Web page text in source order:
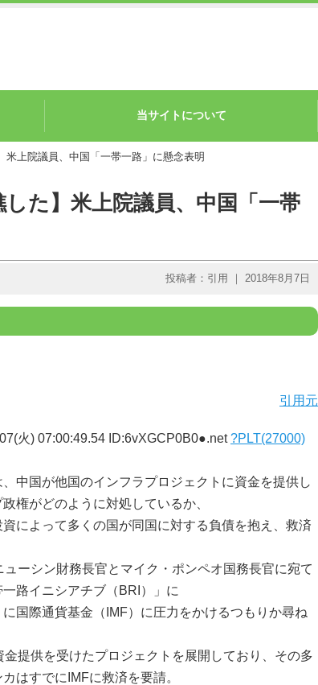
当サイトについて
上院議員、中国「一帯一路」に懸念表明
した】米上院議員、中国「一帯
投稿者：引用 ｜ 2018年8月7日
引用元
07(火) 07:00:49.54 ID:6vXGCP0B0●.net?PLT(27000)
中国が他国のインフラプロジェクトに資金を提供し
権がどのように対処しているか、
によって多くの国が同国に対する負債を抱え、救済
ーシン財務長官とマイク・ポンペオ国務長官に宛て
路イニシアチブ（BRI）」に
国際通貨基金（IMF）に圧力をかけるつもりか尋ね
提供を受けたプロジェクトを展開しており、その多
はすでにIMFに救済を要請。